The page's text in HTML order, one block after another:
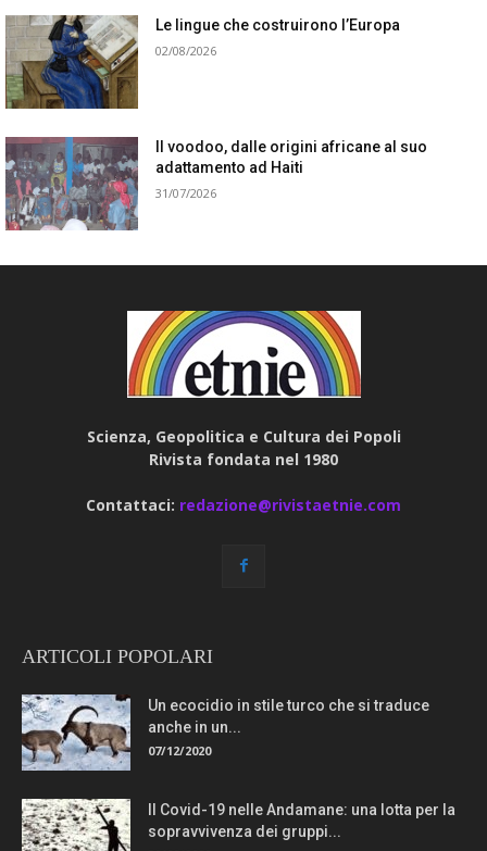
Le lingue che costruirono l’Europa
02/08/2026
Il voodoo, dalle origini africane al suo
adattamento ad Haiti
31/07/2026
Scienza, Geopolitica e Cultura dei Popoli
Rivista fondata nel 1980
Contattaci: redazione@rivistaetnie.com
ARTICOLI POPOLARI
Un ecocidio in stile turco che si traduce
anche in un...
07/12/2020
Il Covid-19 nelle Andamane: una lotta per la
sopravvivenza dei gruppi...